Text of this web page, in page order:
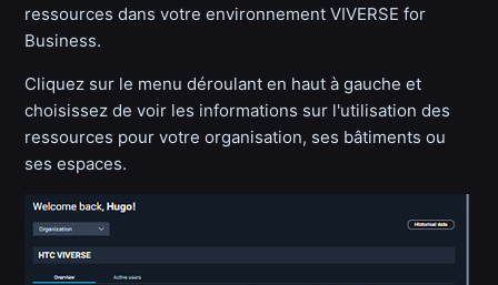
ressources dans votre environnement VIVERSE for
Business.
Cliquez sur le menu déroulant en haut à gauche et
choisissez de voir les informations sur l'utilisation des
ressources pour votre organisation, ses bâtiments ou
ses espaces.